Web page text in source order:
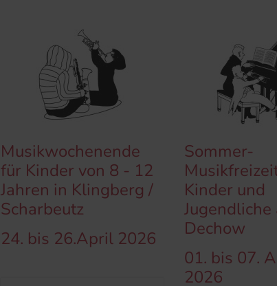
Musikwochenende
für Kinder von 8 - 12
Jahren in Klingberg /
Scharbeutz
24. bis 26.April 2026
Sommer-
Kinder und
Jugendliche
Dechow
01. bis 07.
2026